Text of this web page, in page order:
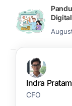
Indra
CFO